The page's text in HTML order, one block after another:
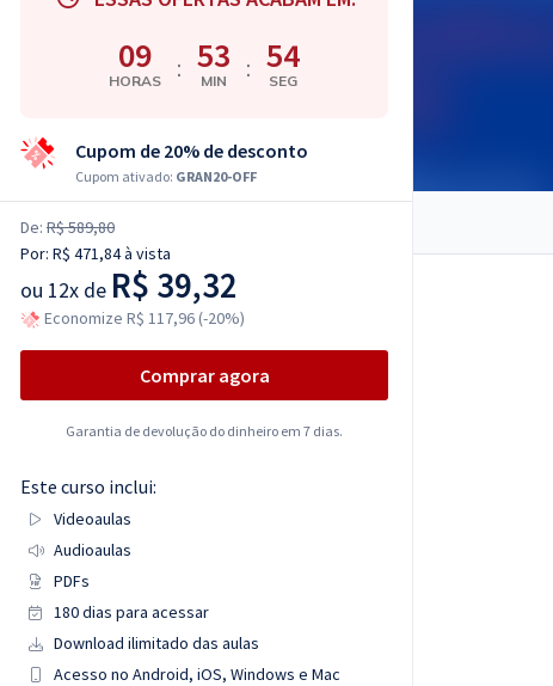
09
HORAS : 53
MIN : 53
SEG
Cupom de 20% de desconto
Cupom ativado: GRAN20-OFF
De: R$ 589,80
Por: R$ 471,84à vista
ou 12x de R$ 39,32
Economize R$ 117,96 (-20%)
Comprar agora
Garantia de devolução do dinheiro em 7 dias.
Este curso inclui:
Videoaulas
Audioaulas
PDFs
180 dias para acessar
Download ilimitado das aulas
Acesso no Android, iOS, Windows e Mac